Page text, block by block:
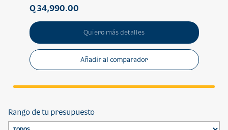
Q 34,990.00
Quiero más detalles
Añadir al comparador
Rango de tu presupuesto